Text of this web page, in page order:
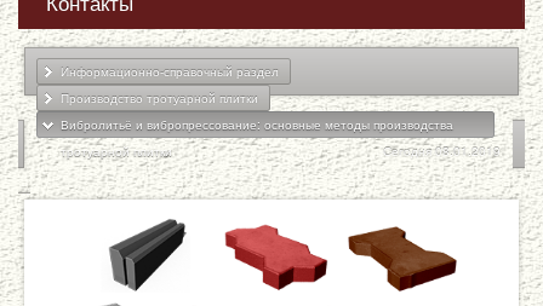
Информационно-справочный раздел
Производство тротуарной плитки
Вибролитьё и вибропрессование: основные методы производства
тротуарной плитки
Сегодня 08.01.2019